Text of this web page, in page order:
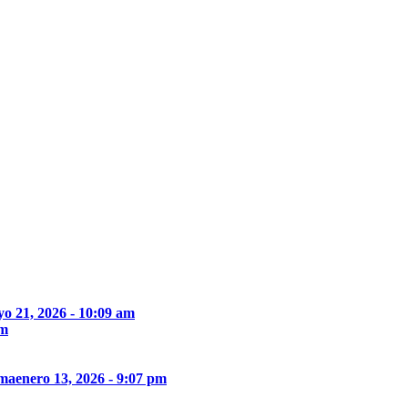
21, 2026 - 10:09 am
enero 13, 2026 - 9:07 pm